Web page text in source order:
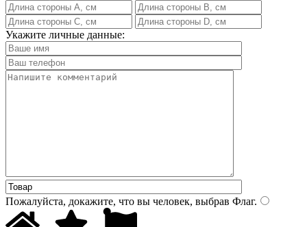
Укажите личные данные:
Пожалуйста, докажите, что вы человек, выбрав Флаг.